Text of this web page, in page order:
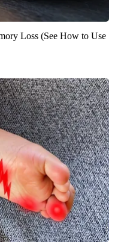
Loss (See How to Use